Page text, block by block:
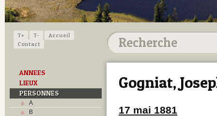
T+ T-
Accueil
Contact
ANNEES
LIEUX
PERSONNES
A
B
Gogniat,
17 mai 1881